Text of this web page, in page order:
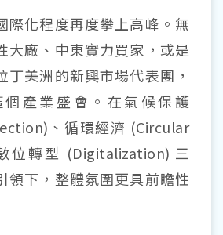
際化程度再度攀上高峰。無
大廠、中東實力買家，或是
丁美洲的新興市場代表團，
產業盛會。在氣候保護
、循環經濟 (Circular
位轉型 (Digitalization) 三
領下，整體氛圍更具前瞻性